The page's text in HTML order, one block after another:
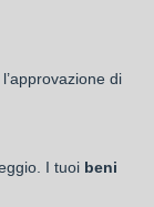
di
I tuoi beni